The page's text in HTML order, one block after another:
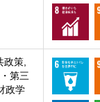
策,
第三
政学